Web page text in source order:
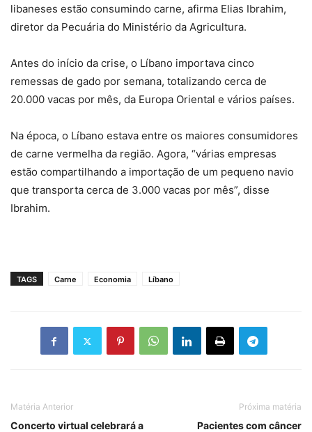
libaneses estão consumindo carne, afirma Elias Ibrahim,
diretor da Pecuária do Ministério da Agricultura.
Antes do início da crise, o Líbano importava cinco
remessas de gado por semana, totalizando cerca de
20.000 vacas por mês, da Europa Oriental e vários países.
Na época, o Líbano estava entre os maiores consumidores
de carne vermelha da região. Agora, “várias empresas
estão compartilhando a importação de um pequeno navio
que transporta cerca de 3.000 vacas por mês”, disse
Ibrahim.
TAGS Carne Economia Líbano
Matéria Anterior
Concerto virtual celebrará a
Próxima matéria
Pacientes com câncer